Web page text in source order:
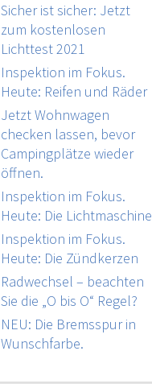
Sicher ist sicher: Jetzt
zum kostenlosen
Lichttest 2021
Inspektion im Fokus.
Heute: Reifen und Räder
Jetzt Wohnwagen
checken lassen, bevor
Campingplätze wieder
öffnen.
Inspektion im Fokus.
Heute: Die Lichtmaschine
Inspektion im Fokus.
Heute: Die Zündkerzen
Radwechsel – beachten
Sie die „O bis O“ Regel?
NEU: Die Bremsspur in
Wunschfarbe.